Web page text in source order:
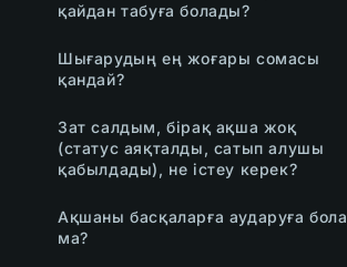
қайдан табуға болады?
Шығарудың ең жоғары сомасы
қандай?
Зат салдым, бірақ ақша жоқ
(статус аяқталды, сатып алушы
қабылдады), не істеу керек?
Ақшаны басқаларға аударуға бола
ма?